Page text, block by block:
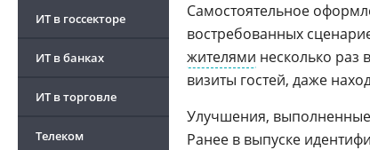
ИТ в госсекторе
ИТ в банках
ИТ в торговле
Телеком
Самостоятельное
востребованных
жителями несколько раз
визиты гостей, даже
Улучшения,
Ранее в выпуске